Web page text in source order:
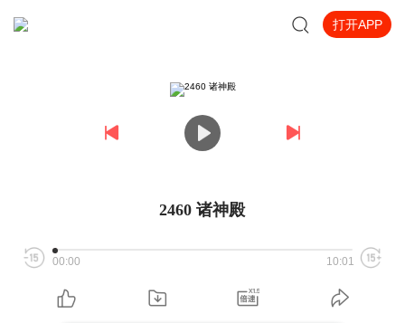
打开APP
2460 诸神殿
00:00 10:01